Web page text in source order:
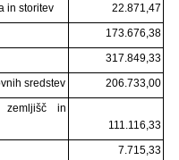
in storitev
22.871,47
173.676,38
317.849,33
sredstev
206.733,00
in
111.116,33
7.715,33